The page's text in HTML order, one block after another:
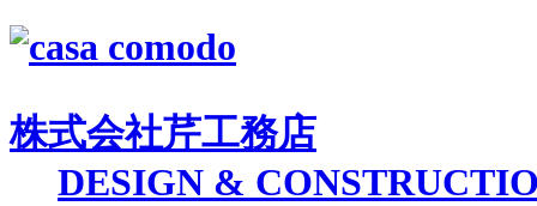
株式会社芹工務店
DESIGN & C